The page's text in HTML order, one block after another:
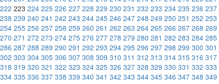
222 223 224 225 226 227 228 229 230 231 232 233 234 235 236 237
238 239 240 241 242 243 244 245 246 247 248 249 250 251 252 253
254 255 256 257 258 259 260 261 262 263 264 265 266 267 268 269
270 271 272 273 274 275 276 277 278 279 280 281 282 283 284 285
286 287 288 289 290 291 292 293 294 295 296 297 298 299 300 301
302 303 304 305 306 307 308 309 310 311 312 313 314 315 316 317
318 319 320 321 322 323 324 325 326 327 328 329 330 331 332 333
334 335 336 337 338 339 340 341 342 343 344 345 346 347 348 349